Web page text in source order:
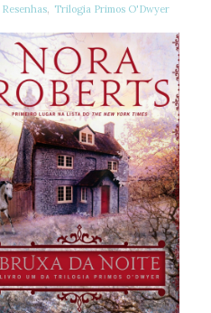
Resenhas, Trilogia Primos O'Dwyer